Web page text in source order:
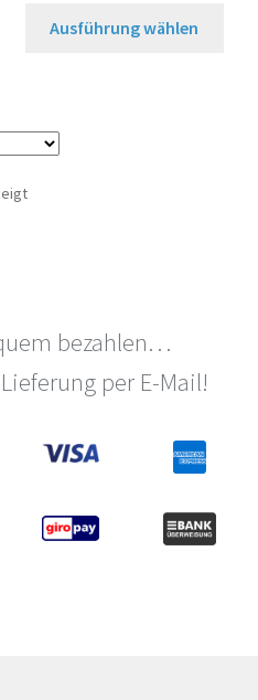
Optionen
Ausführung wählen
bezahlen…
per E-Mail!